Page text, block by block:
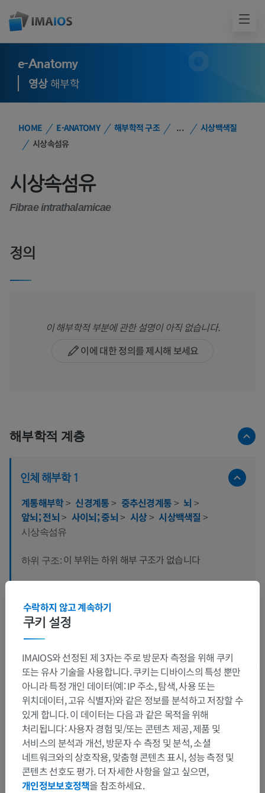
e-Anatomy
영상해부학
HOME E-ANATOMY 해부학적 구조 ...
시상백색질
시상속섬유
시상속섬유
Fibrae intrathalamicae
정의
이 해부학적 부분에 관한 설명이 아직 없습니다.
이에 대한 정의를 제시해 보세요
해부학적 계층
인체 해부학 1
계통해부학> 신경계통> 중추신경계통> 뇌 >
앞뇌; 전뇌> 사이뇌; 중뇌> 시상> 시상백색질>
시상속섬유
하위 구조: 이 부위는 하위 해부 구조가 없습니다
인체 신경 해부학
번역
문제를 발견하셨나요?
수정이나, 번역 또는 콘텐츠 개선에 제안이 있으면 언제든
연락 주세요.
문제 보고
쿠키 설정
수락하지 않고 계속하기
IMAIOS와 선정된 제 3자는 주로 방문자 측정을 위해 쿠키
또는 유사 기술을 사용합니다. 쿠키는 디바이스의 특성 뿐만
아니라 특정 개인 데이터(예: IP 주소, 탐색, 사용 또는
위치데이터, 고유 식별자)와 같은 정보를 분석하고 저장할 수
있게 합니다. 이 데이터는 다음 과 같은 목적을 위해
처리됩니다: 사용자 경험 및/또는 콘텐츠 제공, 제품 및
서비스의 분석과 개선, 방문자 수 측정 및 분석, 소셜
네트워크와의 상호작용, 맞춤형 콘텐츠 표시, 성능 측정 및
콘텐츠 선호도 평가. 더 자세한 사항을 알고 싶으면,
개인정보보호정책을 참조하세요.